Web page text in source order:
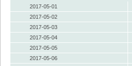
2017-05-01
2017-05-02
2017-05-03
2017-05-04
2017-05-05
2017-05-06